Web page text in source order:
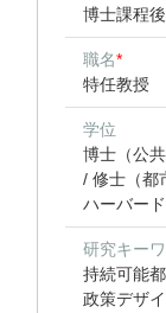
博士課程
職名*
特任教授
学位
博士（公
/ 修士（都
ハーバード
研究キー
持続可能
政策デザ